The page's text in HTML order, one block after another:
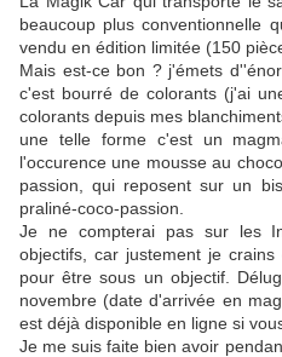
beaucoup plus conventionnelle
vendu en édition limitée (150
Mais est-ce bon ? j'émets
c'est bourré de colorants (j'ai
colorants depuis mes
une telle forme c'est un
l'occurence une mousse au
passion, qui reposent sur un
praliné-coco-passion.
Je ne compterai pas sur les
objectifs, car justement je
pour être sous un objectif.
novembre (date d'arrivée en
est déjà disponible en ligne si
Je me suis faite bien avoir